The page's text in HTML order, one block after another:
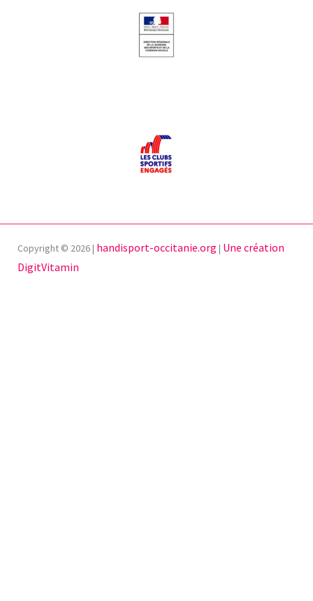
Copyright © 2026 | handisport-occitanie.org | Une création
DigitVitamin